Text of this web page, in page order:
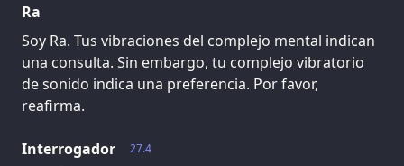
Ra
Soy Ra. Tus vibraciones del complejo mental indican
una consulta. Sin embargo, tu complejo vibratorio
de sonido indica una preferencia. Por favor,
reafirma.
27.4
Interrogador